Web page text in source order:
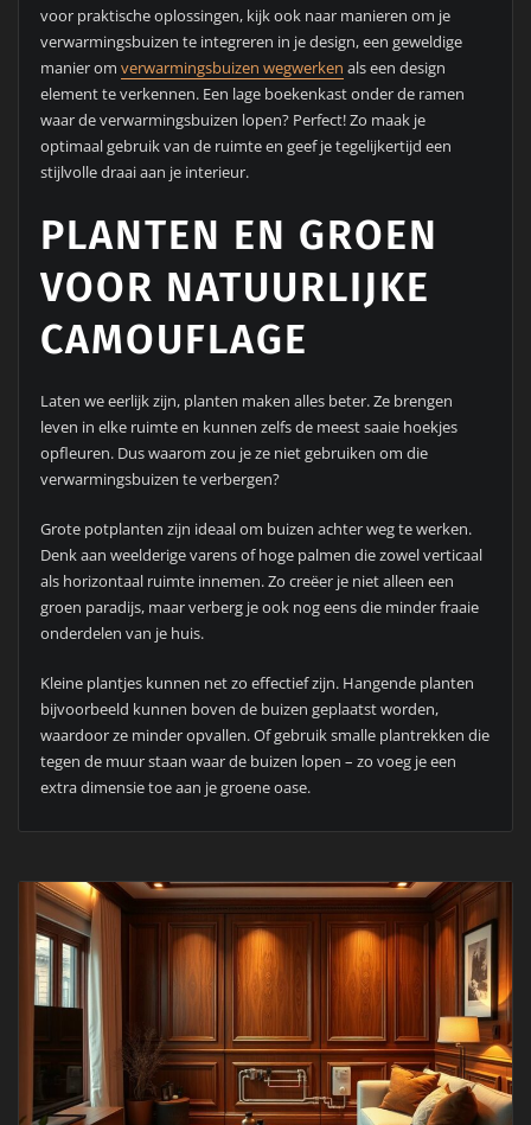
voor praktische oplossingen, kijk ook naar manieren om je
verwarmingsbuizen te integreren in je design, een geweldige
manier om verwarmingsbuizen wegwerken als een design
element te verkennen. Een lage boekenkast onder de ramen
waar de verwarmingsbuizen lopen? Perfect! Zo maak je
optimaal gebruik van de ruimte en geef je tegelijkertijd een
stijlvolle draai aan je interieur.
PLANTEN EN GROEN
VOOR NATUURLIJKE
CAMOUFLAGE
Laten we eerlijk zijn, planten maken alles beter. Ze brengen
leven in elke ruimte en kunnen zelfs de meest saaie hoekjes
opfleuren. Dus waarom zou je ze niet gebruiken om die
verwarmingsbuizen te verbergen?
Grote potplanten zijn ideaal om buizen achter weg te werken.
Denk aan weelderige varens of hoge palmen die zowel verticaal
als horizontaal ruimte innemen. Zo creëer je niet alleen een
groen paradijs, maar verberg je ook nog eens die minder fraaie
onderdelen van je huis.
Kleine plantjes kunnen net zo effectief zijn. Hangende planten
bijvoorbeeld kunnen boven de buizen geplaatst worden,
waardoor ze minder opvallen. Of gebruik smalle plantrekken die
tegen de muur staan waar de buizen lopen – zo voeg je een
extra dimensie toe aan je groene oase.